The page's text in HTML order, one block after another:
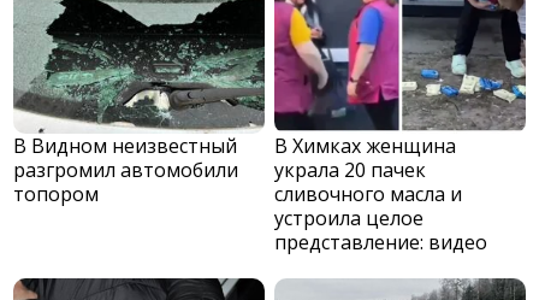
В Видном неизвестный
разгромил автомобили
топором
В Химках женщина
украла 20 пачек
сливочного масла и
устроила целое
представление: видео